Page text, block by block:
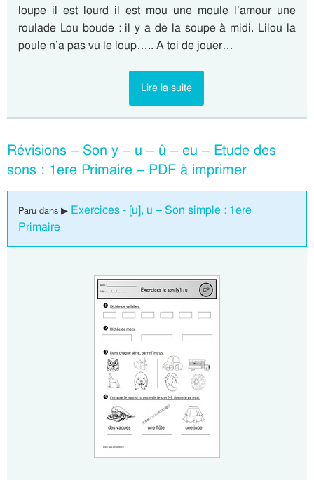
loupe il est lourd il est mou une moule l’amour une
roulade Lou boude : il y a de la soupe à midi. Lilou la
poule n’a pas vu le loup….. A toi de jouer…
Lire la suite
Révisions – Son y – u – û – eu – Etude des
sons : 1ere Primaire – PDF à imprimer
Paru dans ▶ Exercices - [u], u – Son simple : 1ere
Primaire